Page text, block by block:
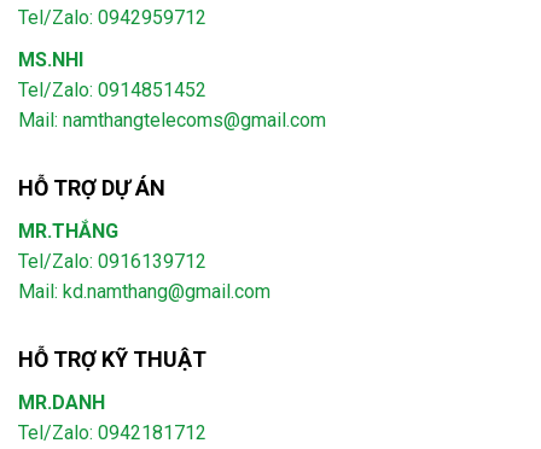
Tel/Zalo: 0942959712
MS.NHI
Tel/Zalo: 0914851452
Mail: namthangtelecoms@gmail.com
HỖ TRỢ DỰ ÁN
MR.THẮNG
Tel/Zalo: 0916139712
Mail: kd.namthang@gmail.com
HỖ TRỢ KỸ THUẬT
MR.DANH
Tel/Zalo: 0942181712